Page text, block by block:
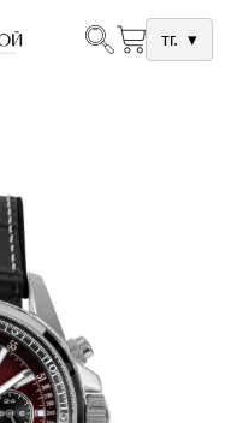
тг. ▾